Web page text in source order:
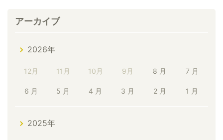
アーカイブ
2026年
12月 11月 10月 9月 8 月 7 月
6 月 5 月 4 月 3 月 2 月 1 月
2025年